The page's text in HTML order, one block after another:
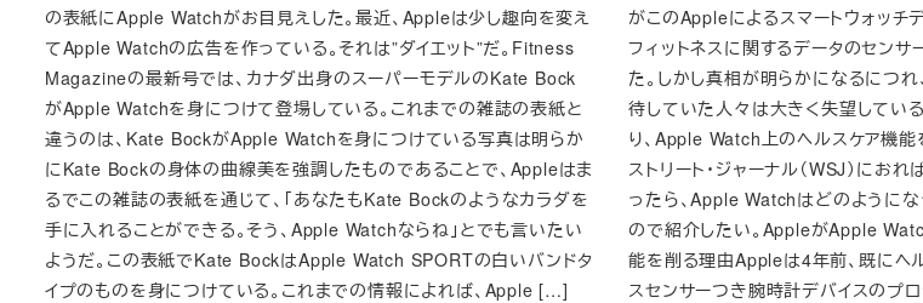
の表紙にApple Watchがお目見えした。最近、Appleは少し趣向を変え
てApple Watchの広告を作っている。それは”ダイエット”だ。Fitness
Magazineの最新号では、カナダ出身のスーパーモデルのKate Bock
がApple Watchを身につけて登場している。これまでの雑誌の表紙と
違うのは、Kate BockがApple Watchを身につけている写真は明らか
にKate Bockの身体の曲線美を強調したものであることで、Appleはま
るでこの雑誌の表紙を通じて、「あなたもKate Bockのようなカラダを
手に入れることができる。そう、Apple Watchならね」とでも言いたい
ようだ。この表紙でKate BockはApple Watch SPORTの白いバンドタ
イプのものを身につけている。これまでの情報によれば、Apple […]
がこのAppleによるスマートウォッチ
フィットネスに関するデータのセン
た。しかし真相が明らかになるにつ
待していた人々は大きく失望してい
り、Apple Watch上のヘルスケア機能
ストリート・ジャーナル（WSJ）にお
ったら、Apple Watchはどのように
ので紹介したい。AppleがApple
能を削る理由Appleは4年前、既にヘ
スセンサーつき腕時計デバイスのプ